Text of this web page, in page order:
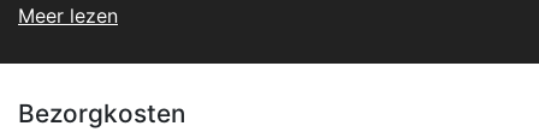
Meer lezen
Bezorgkosten